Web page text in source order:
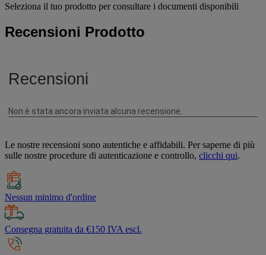
Seleziona il tuo prodotto per consultare i documenti disponibili
Recensioni Prodotto
Le nostre recensioni sono autentiche e affidabili. Per saperne di più
sulle nostre procedure di autenticazione e controllo, clicchi qui.
Nessun minimo d'ordine
Consegna gratuita da €150 IVA escl.